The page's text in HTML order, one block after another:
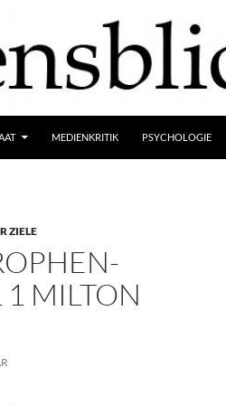
MEDIENKRITIK PSYCHOLOGIE
ZIELE
1 MILTON